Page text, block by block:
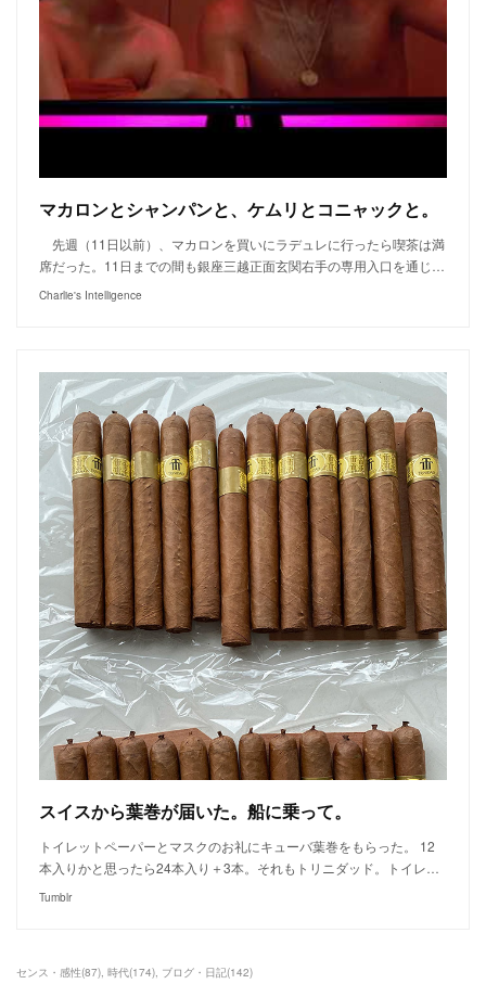
マカロンとシャンパンと、ケムリとコニャックと。
先週（11日以前）、マカロンを買いにラデュレに行ったら喫茶は満
席だった。11日までの間も銀座三越正面玄関右手の専用入口を通じ…
Charlie's Intelligence
スイスから葉巻が届いた。船に乗って。
トイレットペーパーとマスクのお礼にキューバ葉巻をもらった。 12
本入りかと思ったら24本入り＋3本。それもトリニダッド。トイレ…
Tumblr
センス・感性(87) 時代(174) ブログ・日記(142)